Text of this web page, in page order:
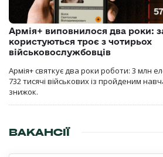
Армія+ виповнилося два роки:
користуються троє з чотирьох
військовослужбовців
Армія+ святкує два роки роботи: 3 млн
732 тисячі військових із пройденим
знижок.
ВАКАНСІЇ